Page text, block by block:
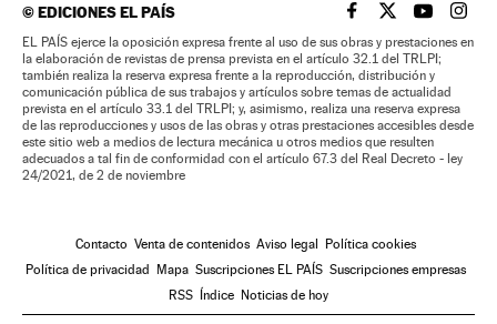
©EDICIONES EL PAÍS EL PAÍS BRASIL EN
EL PAÍSEL PAÍS
EL
EL PAÍS ejerce la oposición expresa frente al uso de sus obras y prestaciones en
la elaboración de revistas de prensa prevista en el artículo 32.1 del TRLPI;
también realiza la reserva expresa frente a la reproducción, distribución y
comunicación pública de sus trabajos y artículos sobre temas de actualidad
prevista en el artículo 33.1 del TRLPI; y, asimismo, realiza una reserva expresa
de las reproducciones y usos de las obras y otras prestaciones accesibles desde
este sitio web a medios de lectura mecánica u otros medios que resulten
adecuados a tal fin de conformidad con el artículo 67.3 del Real Decreto - ley
24/2021, de 2 de noviembre
Contacto Venta de contenidos Aviso legal Política cookies
Política de privacidad Mapa Suscripciones EL PAÍS Suscripciones empresas
RSS Índice Noticias de hoy